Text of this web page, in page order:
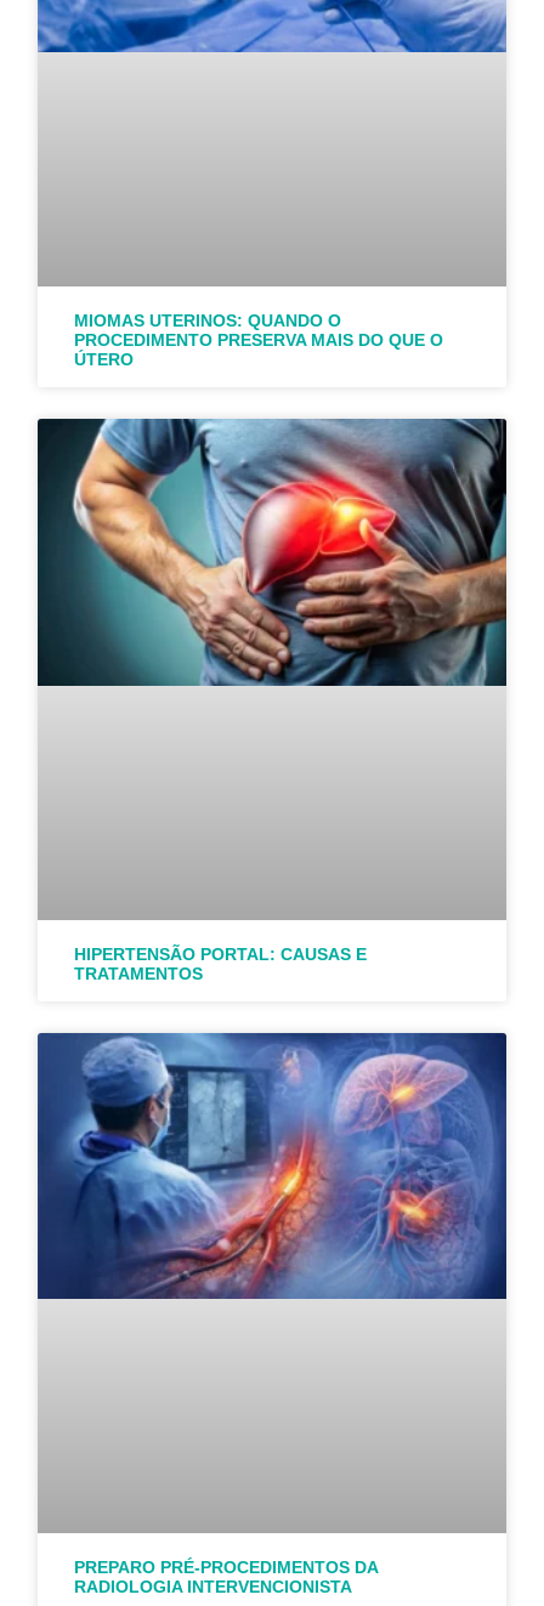
MIOMAS UTERINOS: QUANDO O
PROCEDIMENTO PRESERVA MAIS DO QUE O
ÚTERO
HIPERTENSÃO PORTAL: CAUSAS E
TRATAMENTOS
PREPARO PRÉ-PROCEDIMENTOS DA
RADIOLOGIA INTERVENCIONISTA